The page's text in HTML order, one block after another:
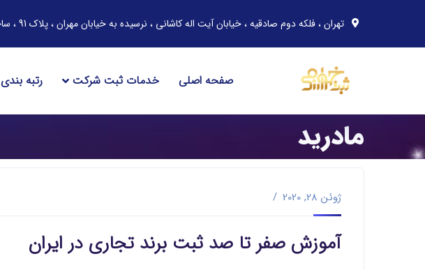
تهران ، فلکه دوم صادقیه ، خیابان آیت اله کاشانی ، نرسیده به خیابان مهران ، پلاک 91 ، ساختمان مهر ، طبقه سوم، واحد 14
صفحه اصلی خدمات ثبت شرکت رتبه بندی
مادرید
ژوئن 28, 2020
آموزش صفر تا صد ثبت برند تجاری در ایران